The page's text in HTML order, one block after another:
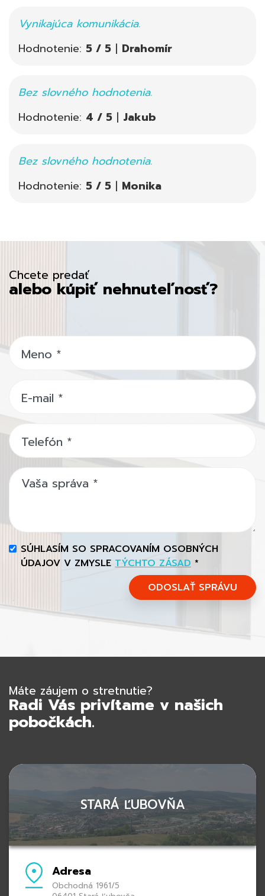
Vynikajúca komunikácia.
Hodnotenie: 5 / 5 | Drahomír
Bez slovného hodnotenia.
Hodnotenie: 4 / 5 | Jakub
Bez slovného hodnotenia.
Hodnotenie: 5 / 5 | Monika
Chcete predať
alebo kúpiť nehnuteľnosť?
Meno *
E-mail *
Telefón *
Vaša správa *
SÚHLASÍM SO SPRACOVANÍM OSOBNÝCH
ÚDAJOV V ZMYSLE TÝCHTO ZÁSAD *
ODOSLAŤ SPRÁVU
Máte záujem o stretnutie?
Radi Vás privítame v našich
pobočkách.
STARÁ ĽUBOVŇA
Adresa
Obchodná 1961/5